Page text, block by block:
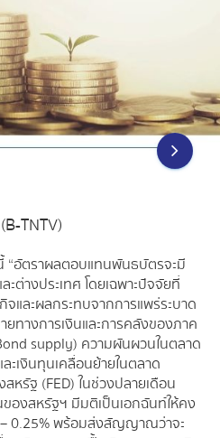
TNTV)
“อัตราผลตอบแทนพันธบัตรจะมี
ต่างประเทศ โดยเฉพาะปัจจัยที่
และผลกระทบจากการแพร่ระบาด
ยทางการเงินและการคลังของภาค
supply) ความผันผวนในตลาด
ะเงินทุนเคลื่อนย้ายในตลาด
หรัฐ (FED) ในช่วงปลายเดือน
องสหรัฐฯ มีมติเป็นเอกฉันท์ให้คง
0.25% พร้อมส่งสัญญาณว่าจะ